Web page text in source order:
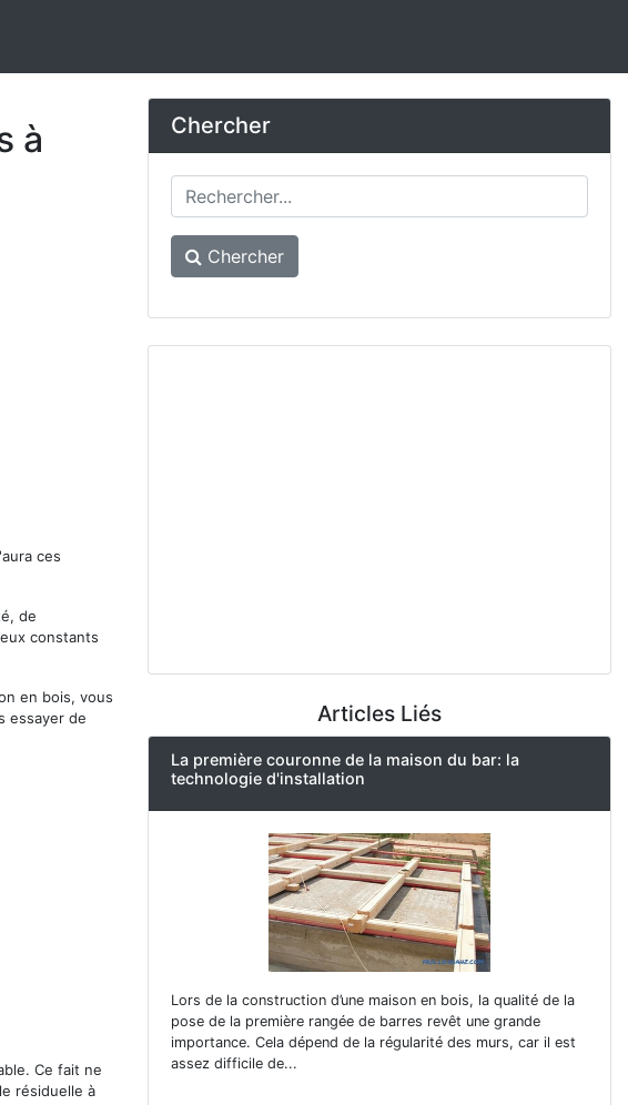
à
ces
de
constants
en bois, vous
essayer de
Ce fait ne
résiduelle à
Chercher
Chercher
Articles Liés
La première couronne de la maison du bar: la
technologie d'installation
Lors de la construction d’une maison en bois, la qualité de la
pose de la première rangée de barres revêt une grande
importance. Cela dépend de la régularité des murs, car il est
assez difficile de...